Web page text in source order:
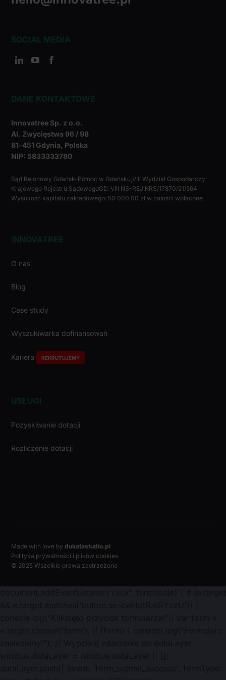
społecznościowym, reklamowym i analitycznym.
korzystania z ich usług.
SOCIAL MEDIA
DANE KONTAKTOWE
Innovatree Sp. z o.o.
Al. Zwycięstwa 96 / 98
81-451 Gdynia, Polska
NIP: 5833333780
Sąd Rejonowy Gdańsk-Północ w Gdańsku,VIII Wydział Gospodarczy
Krajowego Rejestru SądowegoGD. VIII NS-REJ.KRS/17870/21/564
Wysokość kapitału zakładowego: 50 000,00 zł w całości wpłacone.
INNOVATREE
O nas
Blog
Case study
Wyszukiwarka dofinansowań
Kariera REKRUTUJEMY
USŁUGI
Pozyskiwanie dotacji
Rozliczenie dotacji
Made with love bydukatastudio.pl
Polityka prywatności i plików cookies
© 2025 Wszelkie prawa zastrzeżone